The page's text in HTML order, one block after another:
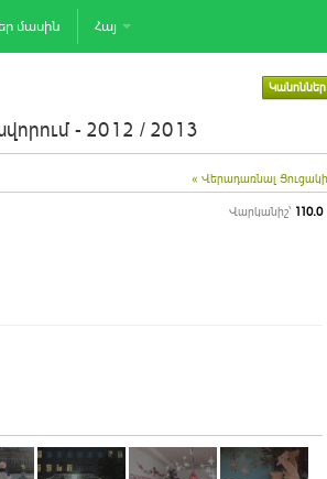
մասին Հայ
Կանոններ
- 2012 / 2013
« Վերադառնալ
Վարկանիշ՝ 110.0